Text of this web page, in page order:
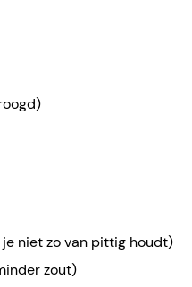
niet zo van pittig houdt)
zout)